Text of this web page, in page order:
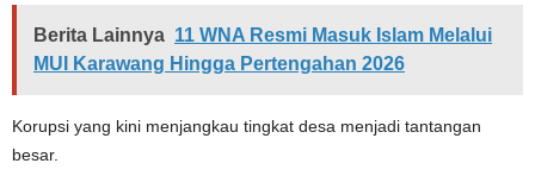
Berita Lainnya 11 WNA Resmi Masuk Islam Melalui
MUI Karawang Hingga Pertengahan 2026
Korupsi yang kini menjangkau tingkat desa menjadi tantangan
besar.